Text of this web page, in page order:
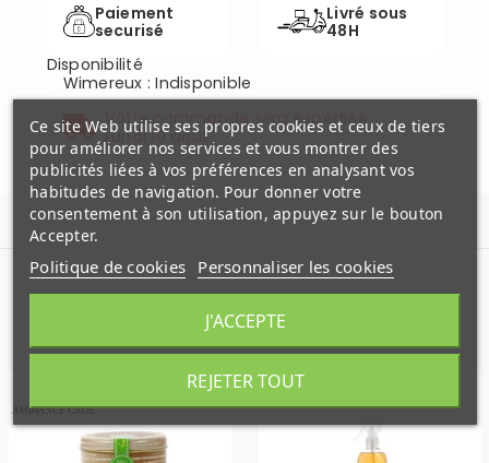
Paiement
securisé
Livré sous
48H
Disponibilité
Wimereux :Indisponible
Votre commande sera expédiée
Lundi 10 aout
PRODUITS SIMILAIRES
Ce site Web utilise ses propres cookies et ceux de tiers
pour améliorer nos services et vous montrer des
publicités liées à vos préférences en analysant vos
habitudes de navigation. Pour donner votre
consentement à son utilisation, appuyez sur le bouton
Accepter.
Politique de cookies Personnaliser les cookies
REJETER TOUT
J'ACCEPTE